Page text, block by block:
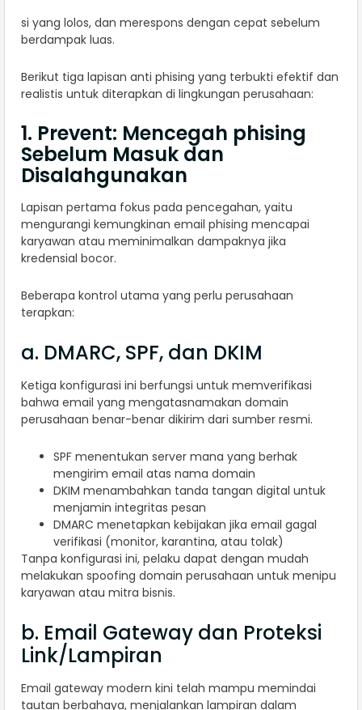
si yang lolos, dan merespons dengan cepat sebelum
berdampak luas.
Berikut tiga lapisan anti phising yang terbukti efektif dan
realistis untuk diterapkan di lingkungan perusahaan:
1. Prevent: Mencegah phising
Sebelum Masuk dan
Disalahgunakan
Lapisan pertama fokus pada pencegahan, yaitu
mengurangi kemungkinan email phising mencapai
karyawan atau meminimalkan dampaknya jika
kredensial bocor.
Beberapa kontrol utama yang perlu perusahaan
terapkan:
a. DMARC, SPF, dan DKIM
Ketiga konfigurasi ini berfungsi untuk memverifikasi
bahwa email yang mengatasnamakan domain
perusahaan benar-benar dikirim dari sumber resmi.
SPF menentukan server mana yang berhak
mengirim email atas nama domain
DKIM menambahkan tanda tangan digital untuk
menjamin integritas pesan
DMARC menetapkan kebijakan jika email gagal
verifikasi (monitor, karantina, atau tolak)
Tanpa konfigurasi ini, pelaku dapat dengan mudah
melakukan spoofing domain perusahaan untuk menipu
karyawan atau mitra bisnis.
b. Email Gateway dan Proteksi
Link/Lampiran
Email gateway modern kini telah mampu memindai
tautan berbahaya, menjalankan lampiran dalam